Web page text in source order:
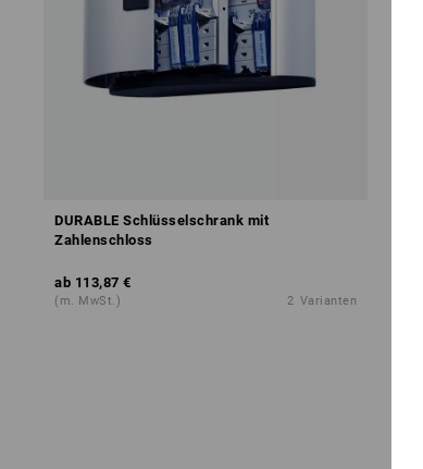
DURABLE Schlüsselschrank mit
Zahlenschloss
ab 113,87 €
(m. MwSt.) 2 Varianten